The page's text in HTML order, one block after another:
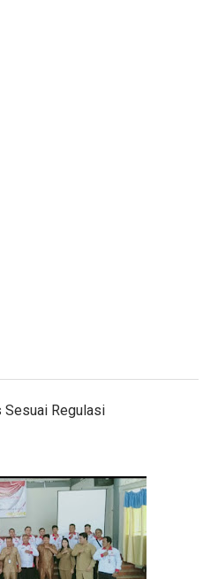
Sesuai Regulasi